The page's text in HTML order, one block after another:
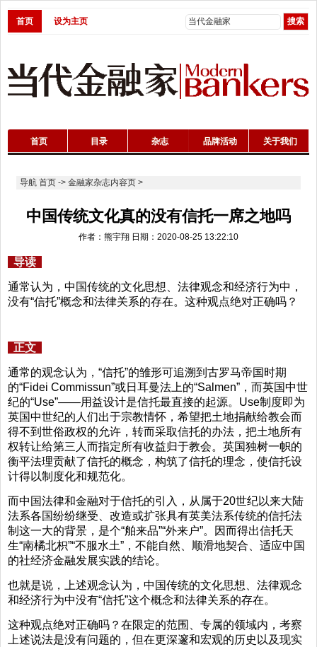
首页 设为主页
首页 目录 杂志 品牌活动 关于我们
导航 首页-> 金融家杂志内容页>
中国传统文化真的没有信托一席之地吗
作者：熊宇翔 日期：2020-08-25 13:22:10
导读
通常认为，中国传统的文化思想、法律观念和经济行为中，
没有“信托”概念和法律关系的存在。这种观点绝对正确吗？
正文
通常的观念认为，“信托”的雏形可追溯到古罗马帝国时期
的“Fidei Commissun”或日耳曼法上的“Salmen”，而英国中世
纪的“Use”——用益设计是信托最直接的起源。Use制度即为
英国中世纪的人们出于宗教情怀，希望把土地捐献给教会而
得不到世俗政权的允许，转而采取信托的办法，把土地所有
权转让给第三人而指定所有收益归于教会。英国独树一帜的
衡平法理贡献了信托的概念，构筑了信托的理念，使信托设
计得以制度化和规范化。
而中国法律和金融对于信托的引入，从属于20世纪以来大陆
法系各国纷纷继受、改造或扩张具有英美法系传统的信托法
制这一大的背景，是个“舶来品”“外来户”。因而得出信托天
生“南橘北枳”“不服水土”，不能自然、顺滑地契合、适应中国
的社经济金融发展实践的结论。
也就是说，上述观念认为，中国传统的文化思想、法律观念
和经济行为中没有“信托”这个概念和法律关系的存在。
这种观点绝对正确吗？在限定的范围、专属的领域内，考察
上述说法是没有问题的，但在更深邃和宏观的历史以及现实